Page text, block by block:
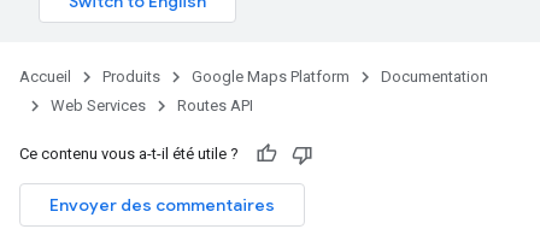
Accueil Produits Google Maps Platform
Documentation
Web Services
Routes API
Ce contenu vous a-t-il été utile ?
Envoyer des commentaires